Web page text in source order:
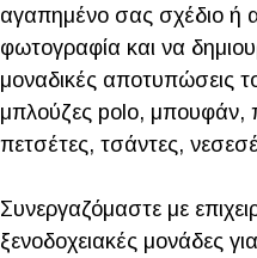
αγαπημένο σας σχέδιο ή
φωτογραφία και να
μοναδικές αποτυπώσεις
μπλούζες polo, μπουφάν,
πετσέτες, τσάντες,
Συνεργαζόμαστε με
ξενοδοχειακές μονάδες